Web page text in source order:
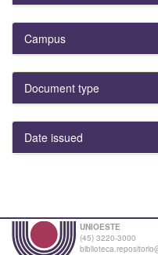
Campus
Document type
Date issued
UNIOESTE
(45) 3220-3000